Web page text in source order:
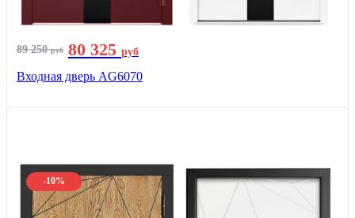
89 250руб 80 325 руб
Входная дверь AG6070
-10%